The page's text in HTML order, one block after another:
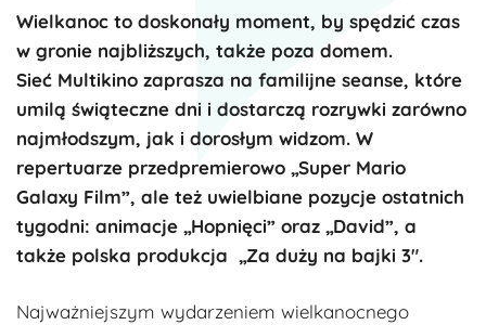
Wielkanoc to doskonały moment, by spędzić czas
w gronie najbliższych, także poza domem.
Sieć Multikino zaprasza na familijne seanse, które
umilą świąteczne dni i dostarczą rozrywki zarówno
najmłodszym, jak i dorosłym widzom. W
repertuarze przedpremierowo „Super Mario
Galaxy Film”, ale też uwielbiane pozycje ostatnich
tygodni: animacje „Hopnięci” oraz „David”, a
także polska produkcja „Za duży na bajki 3″.
Najważniejszym wydarzeniem wielkanocnego